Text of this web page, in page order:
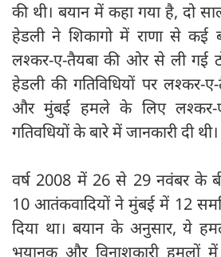
की थी। बयान में कहा गया है, दो
हेडली ने शिकागो में राणा से कई
लश्कर-ए-तैयबा की ओर से ली गई
हेडली की गतिविधियों पर लश्कर-ए-
और मुंबई हमले के लिए लश्कर-
गतिवधियों के बारे में जानकारी दी थी।
वर्ष 2008 में 26 से 29 नवंबर के
10 आतंकवादियों ने मुंबई में 12
दिया था। बयान के अनुसार, ये
भयानक और विनाशकारी हमलों